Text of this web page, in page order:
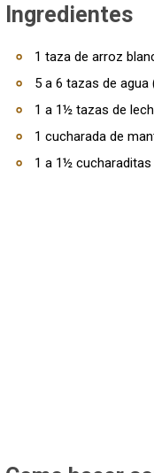
Ingredientes
1 taza de arroz
5 a 6 tazas de
1 a 1½ tazas de
1 cucharada de
1 a 1½